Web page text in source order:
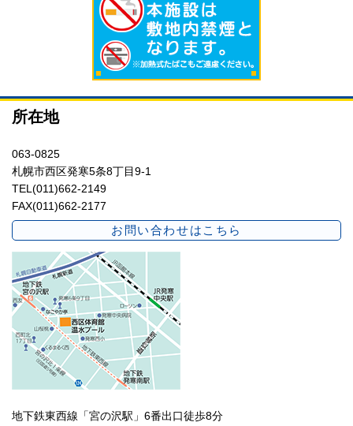
所在地
063-0825
札幌市西区発寒5条8丁目9-1
TEL(011)662-2149
FAX(011)662-2177
お問い合わせはこちら
地下鉄東西線「宮の沢駅」6番出口徒歩8分